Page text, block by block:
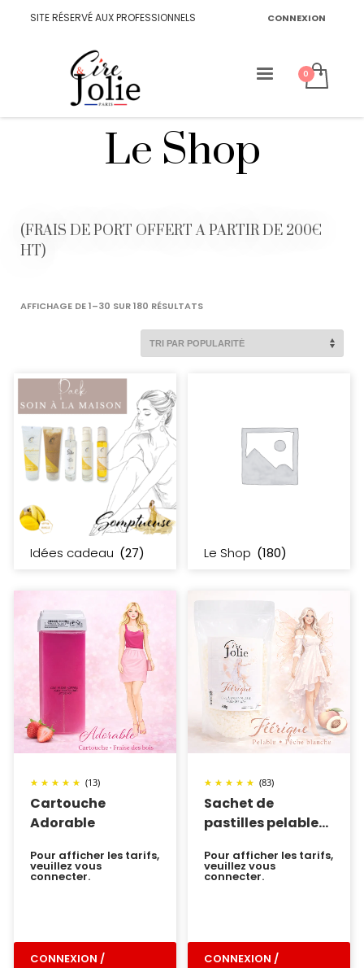
SITE RÉSERVÉ AUX PROFESSIONNELS CONNEXION
Le Shop
(FRAIS DE PORT OFFERT A PARTIR DE 200€
HT)
AFFICHAGE DE 1–30 SUR 180 RÉSULTATSTRIÉ
Idées cadeau (27) Le Shop (180)
Cartouche
Adorable
(13)
Pour afficher les tarifs,
veuillez vous
connecter.
CONNEXION /
Sachet de
pastilles pelable
(83)
Pour afficher les tarifs,
veuillez vous
connecter.
CONNEXION /